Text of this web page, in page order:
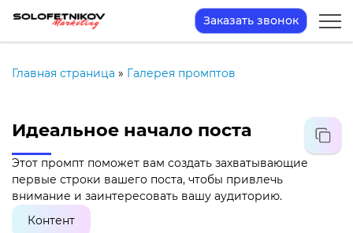
Заказать звонок
Главная страница » Галерея промптов
Идеальное начало поста
Этот промпт поможет вам создать захватывающие
первые строки вашего поста, чтобы привлечь
внимание и заинтересовать вашу аудиторию.
Контент